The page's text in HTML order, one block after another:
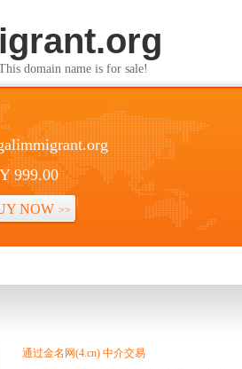
domain name is for sale!
999.00
NOW >>
通过金名网(4.cn) 中介交易